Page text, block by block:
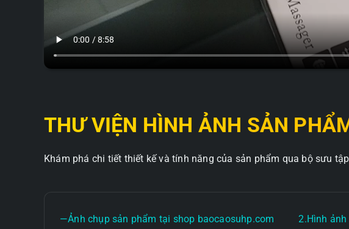
THƯ VIỆN HÌNH ẢNH SẢN
Khám phá chi tiết thiết kế và tính năng của sản phẩm qua bộ sưu
—Ảnh chụp sản phẩm tại shop baocaosuhp.com 2.Hình